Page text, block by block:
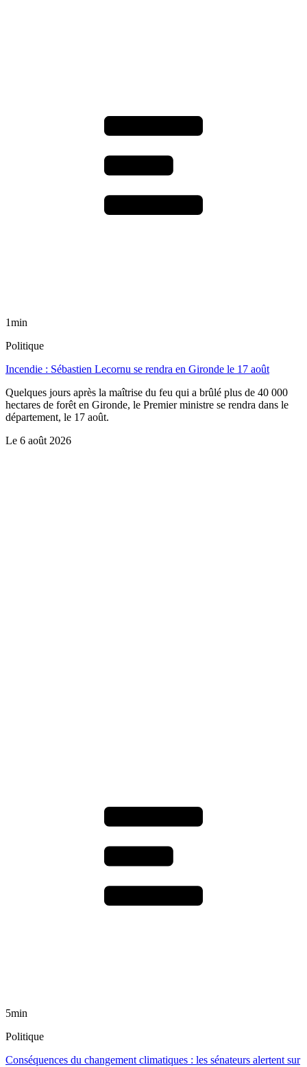
1min
Politique
Incendie : Sébastien Lecornu se rendra en Gironde le 17 août
Quelques jours après la maîtrise du feu qui a brûlé plus de 40 000
hectares de forêt en Gironde, le Premier ministre se rendra dans le
département, le 17 août.
Le 6 août 2026
5min
Politique
Conséquences du changement climatiques : les sénateurs alertent sur